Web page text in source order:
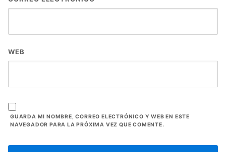
WEB
GUARDA MI NOMBRE, CORREO ELECTRÓNICO Y WEB EN ESTE
NAVEGADOR PARA LA PRÓXIMA VEZ QUE COMENTE.